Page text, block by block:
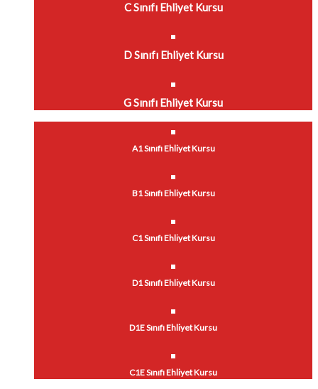
C Sınıfı Ehliyet Kursu
D Sınıfı Ehliyet Kursu
G Sınıfı Ehliyet Kursu
A1 Sınıfı Ehliyet Kursu
B1 Sınıfı Ehliyet Kursu
C1 Sınıfı Ehliyet Kursu
D1 Sınıfı Ehliyet Kursu
D1E Sınıfı Ehliyet Kursu
C1E Sınıfı Ehliyet Kursu